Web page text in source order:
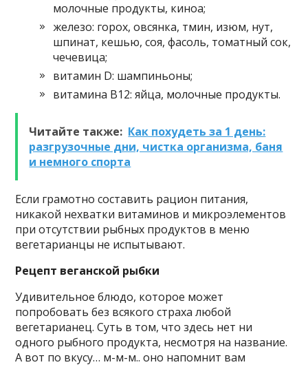
молочные продукты, киноа;
железо: горох, овсянка, тмин, изюм, нут,
шпинат, кешью, соя, фасоль, томатный сок,
чечевица;
витамин D: шампиньоны;
витамина В12: яйца, молочные продукты.
Читайте также: Как похудеть за 1 день:
разгрузочные дни, чистка организма, баня
и немного спорта
Если грамотно составить рацион питания,
никакой нехватки витаминов и микроэлементов
при отсутствии рыбных продуктов в меню
вегетарианцы не испытывают.
Рецепт веганской рыбки
Удивительное блюдо, которое может
попробовать без всякого страха любой
вегетарианец. Суть в том, что здесь нет ни
одного рыбного продукта, несмотря на название.
А вот по вкусу… м-м-м.. оно напомнит вам